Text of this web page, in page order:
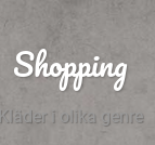
Shopping
Kläder i olika genre